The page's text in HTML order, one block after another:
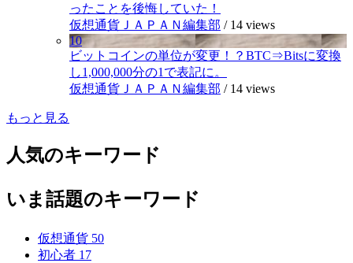
ったことを後悔していた！
仮想通貨ＪＡＰＡＮ編集部 / 14 views
10
ビットコインの単位が変更！？BTC⇒Bitsに変換
し1,000,000分の1で表記に。
仮想通貨ＪＡＰＡＮ編集部 / 14 views
もっと見る
人気のキーワード
いま話題のキーワード
仮想通貨 50
初心者 17